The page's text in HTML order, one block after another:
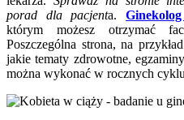
porad dla pacjenta.
którym możesz otrzymać
Poszczególna strona, na
jakie tematy zdrowotne,
można wykonać w rocznych